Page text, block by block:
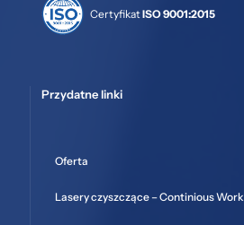
CertyfikatISO 9001:2015
Przydatne linki
Oferta
Lasery czyszczące – Continious Work